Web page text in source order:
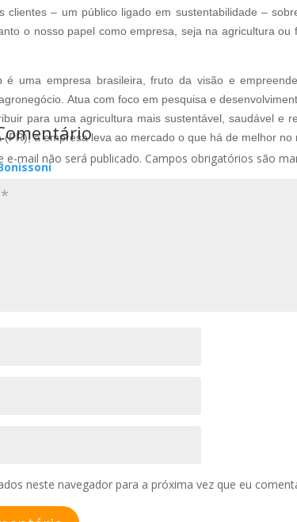
clientes – um público ligado em sustentabilidade –
o nosso papel como empresa, seja na agricultura
é uma empresa brasileira, fruto da visão e
Atua com foco em pesquisa e
para uma agricultura mais sustentável, saudável e
(PR), a empresa leva ao mercado o que há de melhor
e-mail não será publicado. Campos obrigatórios são
neste navegador para a próxima vez que eu